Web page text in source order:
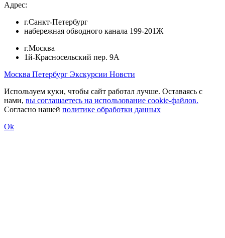
Адрес:
г.Санкт-Петербург
набережная обводного канала 199-201Ж
г.Москва
1й-Красносельский пер. 9А
Москва Петербург Экскурсии Новсти
Используем куки, чтобы сайт работал лучше. Оставаясь с
нами, вы соглашаетесь на использование cookie-файлов.
Согласно нашей политике обработки данных
Ok